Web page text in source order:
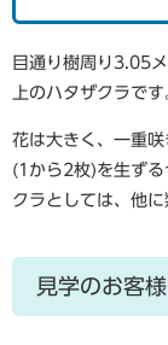
目通り樹周り3.05
上のハタザクラです
花は大きく、一重
(1から2枚)を生ず
クラとしては、他に
見学のお客